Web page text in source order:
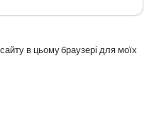
в цьому браузері для моїх